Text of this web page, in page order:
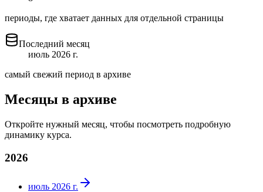
периоды, где хватает данных для отдельной страницы
Последний месяц
июль 2026 г.
самый свежий период в архиве
Месяцы в архиве
Откройте нужный месяц, чтобы посмотреть подробную
динамику курса.
2026
июль 2026 г.